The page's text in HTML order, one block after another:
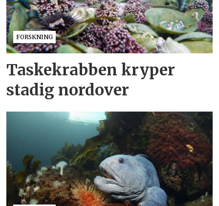
FORSKNING
Taskekrabben kryper
stadig nordover